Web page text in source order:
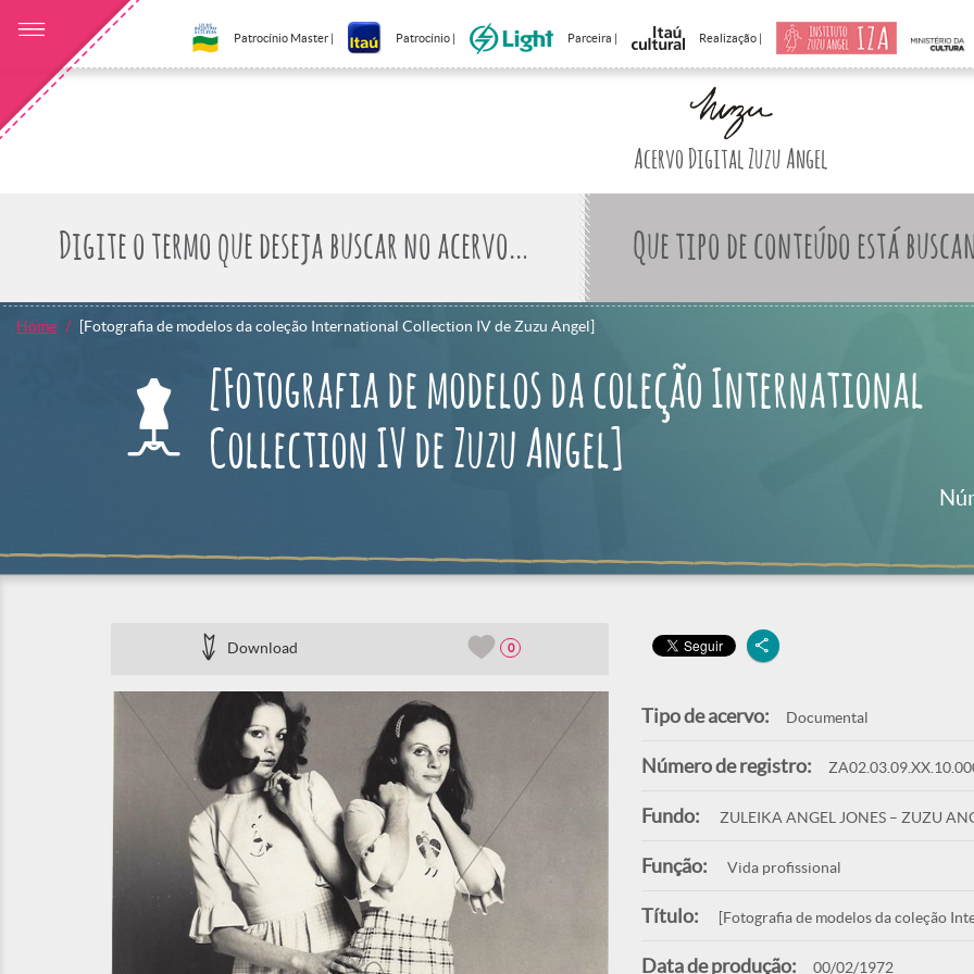
Patrocínio Master | Patrocínio | Parceira | Realização |
Acervo Digital Zuzu Angel
Que tipo de conteúdo está
Home [Fotografia de modelos da coleção International Collection IV de Zuzu Angel]
[Fotografia de modelos da coleção International
Collection IV de Zuzu Angel]
Download 0
Tipo de acervo: Documental
Número de registro:
Fundo: ZULEIKA ANGEL JONES – ZUZU
Função: Vida profissional
Título: [Fotografia de modelos da coleção
Data de produção: 00/02/1972